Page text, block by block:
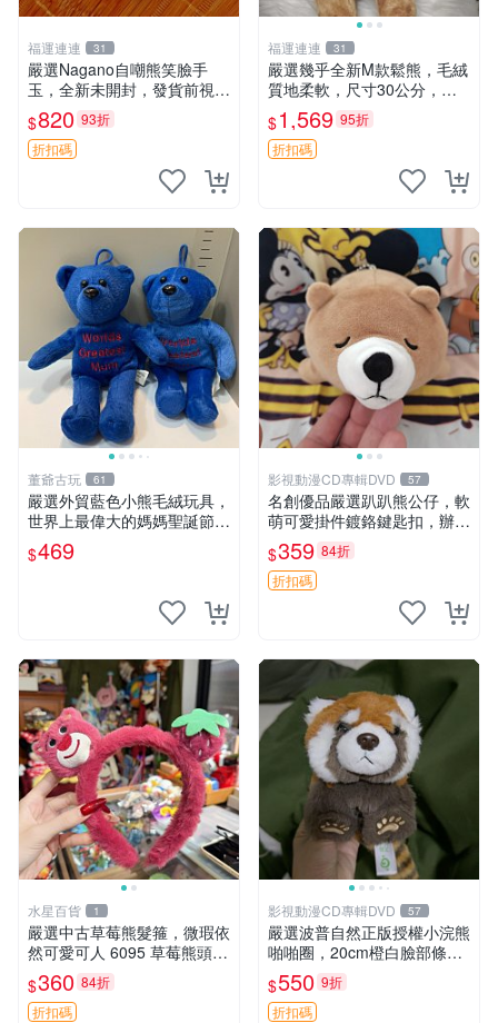
福運連連 31
嚴選Nagano自嘲熊笑臉手
玉，全新未開封，發貨前視頻
確認，海南 廣西 貴州 嚴選N
agano自嘲熊笑臉手玉，全新
未開封，發貨前視頻確認，四
$820 93折
折扣碼
福運連連 31
嚴選幾乎全新M款鬆熊，毛絨
質地柔軟，尺寸30公分，做
工精緻可愛，適合收藏或贈送
親友。中古使用痕跡，手感依
然優良。 鬆熊 嬰熊 毛玩偶
$1,569 95折
折扣碼
董爺古玩 61
嚴選外貿藍色小熊毛絨玩具，
世界上最偉大的媽媽聖誕節推
薦禮物 五角星 兒童玩具 母親
節
$469
影視動漫CD專輯DVD 57
名創優品嚴選趴趴熊公仔，軟
萌可愛掛件鍍鉻鍵匙扣，辦公
放松好選擇 趴趴熊 鍍鉻鍵匙
扣 萬用掛件
$359 84折
折扣碼
水星百貨 1
嚴選中古草莓熊髮箍，微瑕依
然可愛可人 6095 草莓熊頭飾
中古髮圈 熊寶 寶寶 娃娃熊髮
箍 中古收藏 玩具髮夾
$360 84折
折扣碼
影視動漫CD專輯DVD 57
嚴選波普自然正版授權小浣熊
啪啪圈，20cm橙白臉部條紋
清晰，毛絨超萌贈品推薦。
小浣熊 波普 圈環
$550 9折
折扣碼